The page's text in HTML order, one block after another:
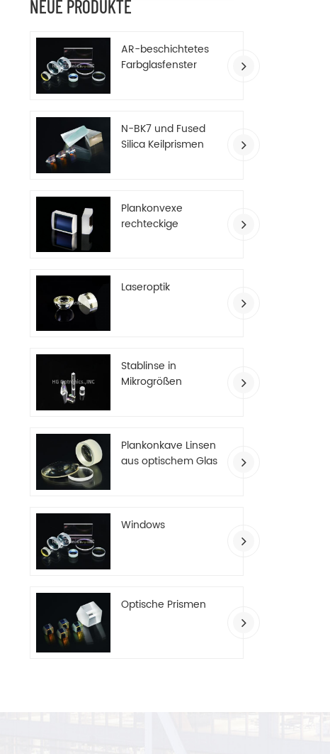
NEUE PRODUKTE
AR-beschichtetes
Farbglasfenster
N-BK7 und Fused
Silica Keilprismen
Plankonvexe
rechteckige
Laseroptik
Stablinse in
Mikrogrößen
Plankonkave Linsen
aus optischem Glas
Windows
Optische Prismen